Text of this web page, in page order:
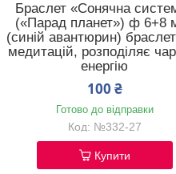
Браслет «Сонячна
(«Парад планет») ф 6+8
(синій авантюрин)
медитацій, розподіляє
енергію
100 ₴
Готово до відправки
№332-27
Купити